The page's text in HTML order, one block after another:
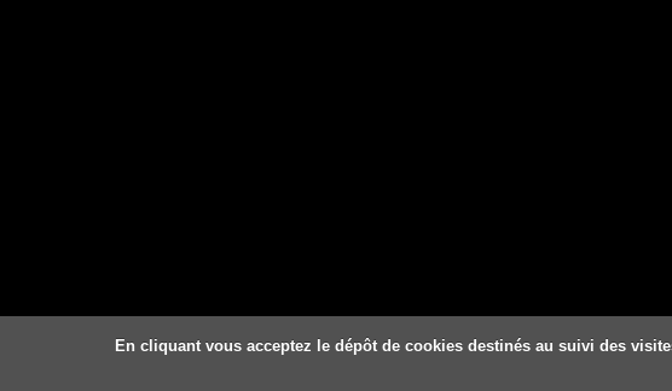
En cliquant vous acceptez le dépôt de cookies destinés au suivi des